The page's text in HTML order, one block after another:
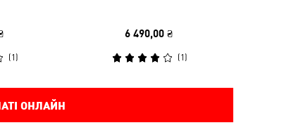
(1 )
6 490,00 ₴
(1 )
ОНЛАЙН